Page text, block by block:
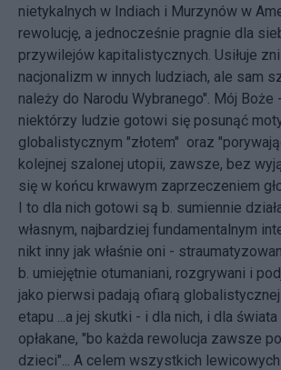
nietykalnych w Indiach i Murzynów w
rewolucję, a jednocześnie pragnie dla
przywilejów kapitalistycznych. Usiłuje
nacjonalizm w innych ludziach, ale sam
należy do Narodu Wybranego". Mój
niektórzy ludzie gotowi się posunąć
globalistycznym "złotem" oraz
kolejnej szalonej utopii, zawsze, bez
się w końcu krwawym zaprzeczeniem
I to dla nich gotowi są b. sumiennie
własnym, najbardziej fundamentalnym
nikt inny jak właśnie oni -
b. umiejętnie otumaniani, rozgrywani i
jako pierwsi padają ofiarą
etapu ...a jej skutki - i dla nich, i dla
opłakane, "bo każda rewolucja zawsze
dzieci"... A celem wszystkich